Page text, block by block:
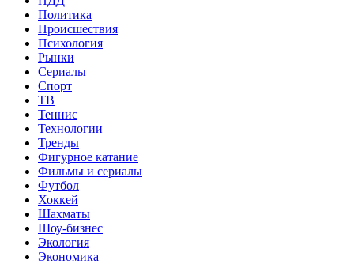
Политика
Происшествия
Психология
Рынки
Сериалы
Спорт
ТВ
Теннис
Технологии
Тренды
Фигурное катание
Фильмы и сериалы
Футбол
Хоккей
Шахматы
Шоу-бизнес
Экология
Экономика